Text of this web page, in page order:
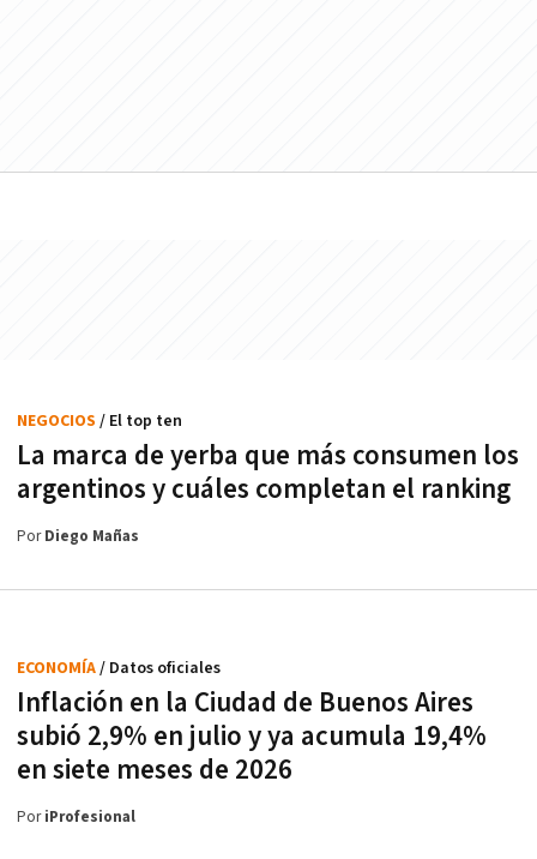
La marca de yerba que más consumen los
argentinos y cuáles completan el ranking
NEGOCIOS / El top ten
PorDiego Mañas
Inflación en la Ciudad de Buenos Aires
subió 2,9% en julio y ya acumula 19,4%
en siete meses de 2026
ECONOMÍA/ Datos oficiales
PoriProfesional